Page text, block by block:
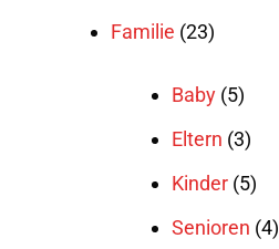
Familie (23)
Baby (5)
Eltern (3)
Kinder (5)
Senioren (4)